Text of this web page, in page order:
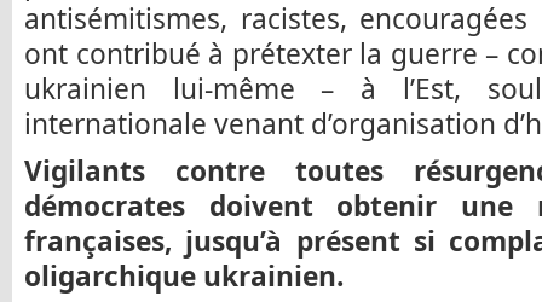
antisémitismes, racistes,
ont contribué à prétexter la guerre –
ukrainien lui-même – à l’Est,
internationale venant d’organisation
Vigilants contre toutes
démocrates doivent obtenir une
françaises, jusqu’à présent si
oligarchique ukrainien.